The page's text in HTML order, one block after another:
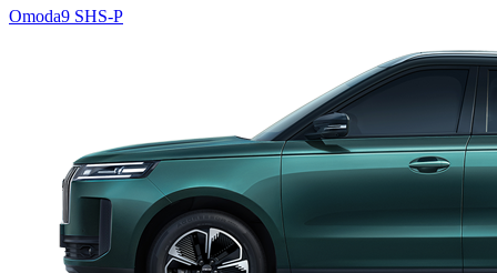
Omoda9 SHS-P